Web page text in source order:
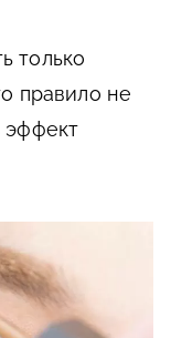
только
правило не
эффект